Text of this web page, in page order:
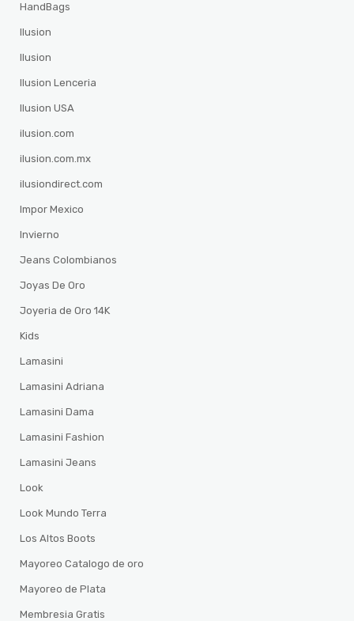
HandBags
Ilusion
Ilusion
Ilusion Lenceria
Ilusion USA
ilusion.com
ilusion.com.mx
ilusiondirect.com
Impor Mexico
Invierno
Jeans Colombianos
Joyas De Oro
Joyeria de Oro 14K
Kids
Lamasini
Lamasini Adriana
Lamasini Dama
Lamasini Fashion
Lamasini Jeans
Look
Look Mundo Terra
Los Altos Boots
Mayoreo Catalogo de oro
Mayoreo de Plata
Membresia Gratis